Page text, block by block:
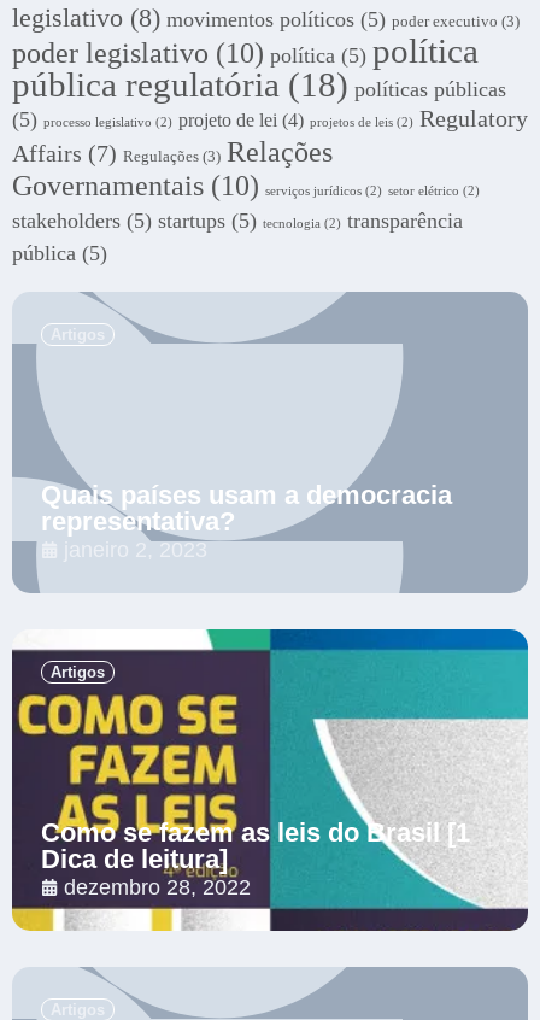
legislativo (8) movimentos políticos (5) poder executivo (3)
poder legislativo (10) política (5) política
pública regulatória (18) políticas públicas
(5) processo legislativo (2) projeto de lei (4) projetos de leis (2) Regulatory
Affairs (7) Regulações (3) Relações
Governamentais (10) serviços jurídicos (2) setor elétrico (2)
stakeholders (5) startups (5) tecnologia (2) transparência
pública (5)
Artigos
Quais países usam a democracia
representativa?
janeiro 2, 2023
.
Artigos
Como se fazem as leis do Brasil [1
Dica de leitura]
dezembro 28, 2022
Artigos